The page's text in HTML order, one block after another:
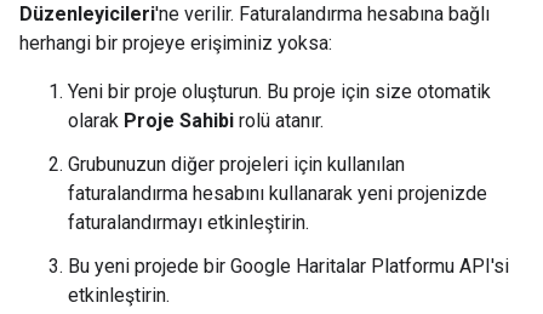
Düzenleyicileri'ne verilir. Faturalandırma hesabına bağlı
herhangi bir projeye erişiminiz yoksa:
Yeni bir proje oluşturun. Bu proje için size otomatik
olarak Proje Sahibi rolü atanır.
Grubunuzun diğer projeleri için kullanılan
faturalandırma hesabını kullanarak yeni projenizde
faturalandırmayı etkinleştirin.
Bu yeni projede bir Google Haritalar Platformu API'si
etkinleştirin.